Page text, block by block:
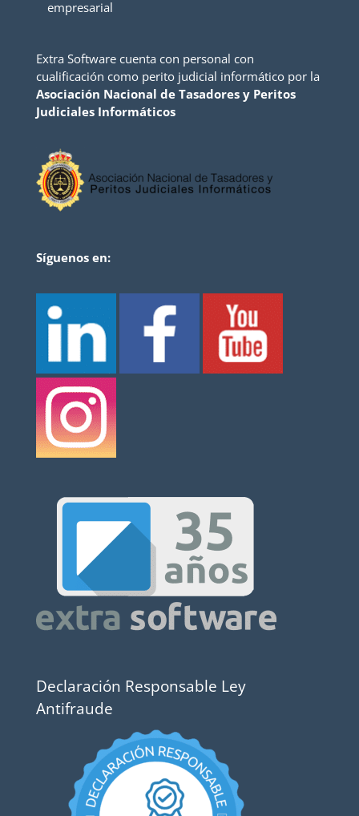
empresarial
Extra Software cuenta con personal con
cualificación como perito judicial informático por la
Asociación Nacional de Tasadores y Peritos
Judiciales Informáticos
Síguenos en:
Declaración Responsable Ley
Antifraude